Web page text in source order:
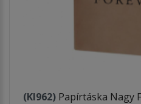
(KI962) Papírtáska Nagy